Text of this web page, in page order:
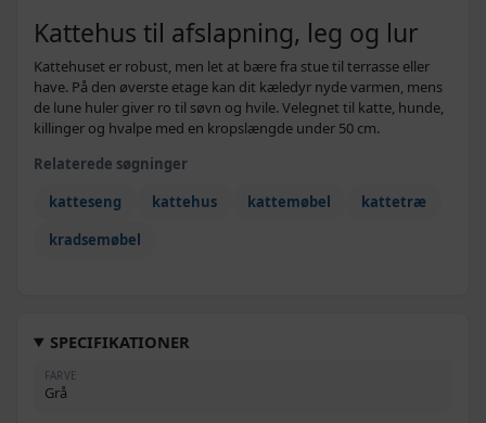
Kattehus til afslapning, leg og lur
Kattehuset er robust, men let at bære fra stue til terrasse eller
have. På den øverste etage kan dit kæledyr nyde varmen, mens
de lune huler giver ro til søvn og hvile. Velegnet til katte, hunde,
killinger og hvalpe med en kropslængde under 50 cm.
Relaterede søgninger
katteseng
kattehus kattemøbel
kattetræ
kradsemøbel
SPECIFIKATIONER
FARVE
Grå